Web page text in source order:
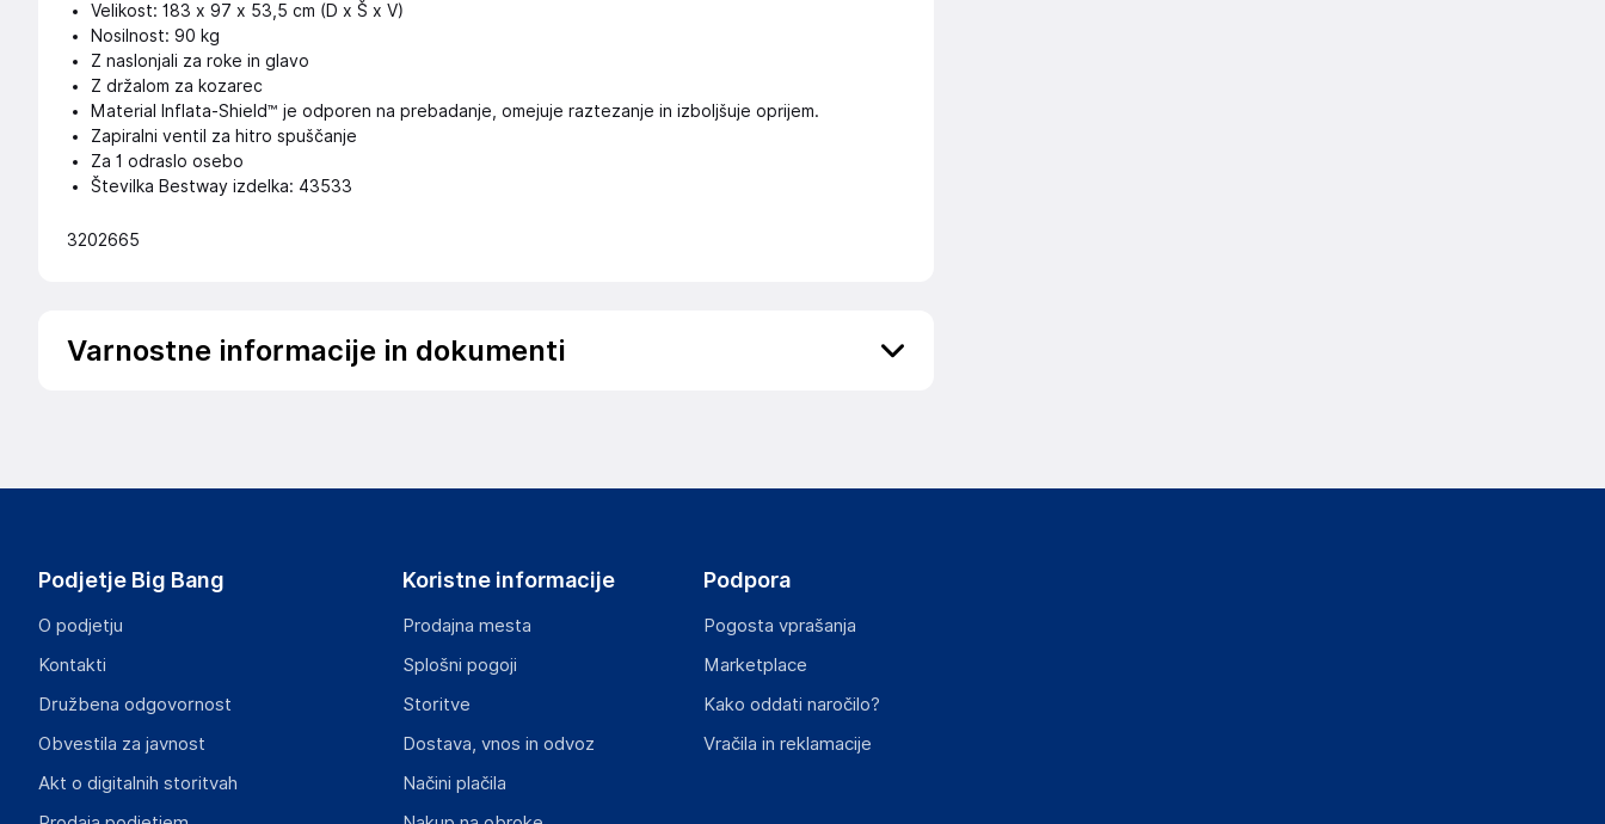
Velikost: 183 x 97 x 53,5 cm (D x Š x V)
Nosilnost: 90 kg
Z naslonjali za roke in glavo
Z držalom za kozarec
Material Inflata-Shield™ je odporen na prebadanje, omejuje raztezanje in izboljšuje oprijem.
Zapiralni ventil za hitro spuščanje
Za 1 odraslo osebo
Številka Bestway izdelka: 43533
3202665
Varnostne informacije in dokumenti
https://support.bestway.eu/
Gospodarski subjekt s sedežem v EU, ki zagotavlja skladnost izdelka z zahtevanimi predpisi.
Via Resistenza, 5. 20098 San Giuliano Milanese (MI)
Italy
Podjetje Big Bang
O podjetju
Kontakti
Družbena odgovornost
Obvestila za javnost
Akt o digitalnih storitvah
Koristne informacije
Prodajna mesta
Splošni pogoji
Storitve
Dostava, vnos in odvoz
Načini plačila
Podpora
Pogosta vprašanja
Marketplace
Kako oddati naročilo?
Vračila in reklamacije